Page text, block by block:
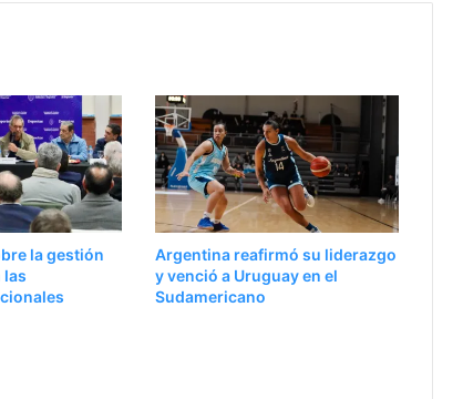
la gestión
las
Argentina reafirmó su liderazgo
y venció a Uruguay en el
Sudamericano